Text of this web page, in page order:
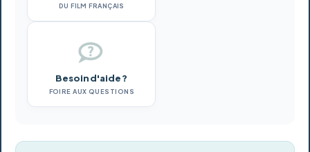
DU FILM FRANÇAIS
Besoin d'aide ?
FOIRE AUX QUESTIONS